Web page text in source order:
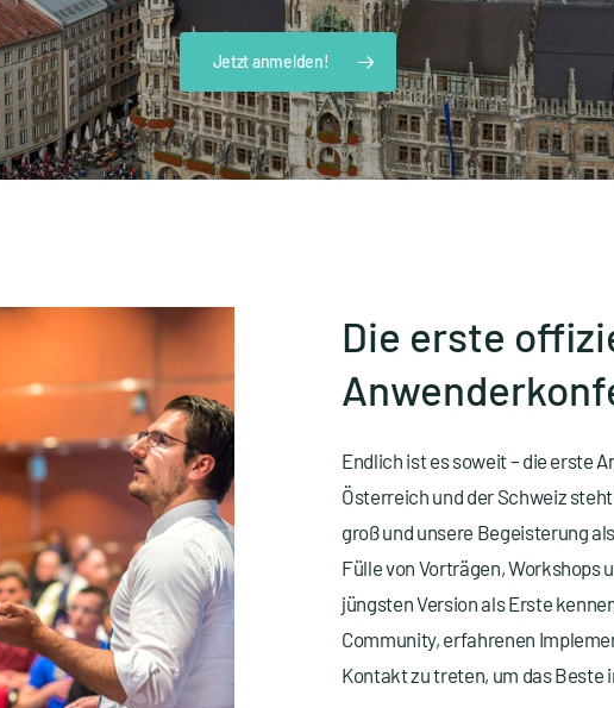
Jetzt anmelden!
Die erste
Endlich ist es soweit – die erste
Österreich und der Schweiz
groß und unsere Begeisterung
Fülle von Vorträgen, Workshops
jüngsten Version als Erste
Community, erfahrenen
Kontakt zu treten, um das Beste